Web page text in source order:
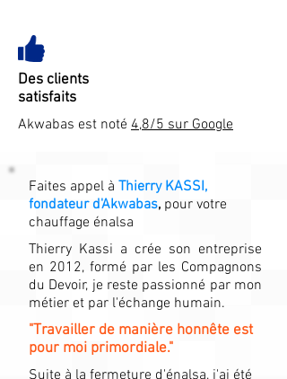
Faites appel à Thierry KASSI,
fondateur d'Akwabas, pour votre
chauffage énalsa
Thierry Kassi a crée son entreprise
en 2012, formé par les Compagnons
du Devoir, je reste passionné par mon
métier et par l'échange humain.
"Travailler de manière honnête est
pour moi primordiale."
Suite à la fermeture d'énalsa, j'ai été
Des clients
satisfaits
Akwabas est noté 4,8/5 sur Google